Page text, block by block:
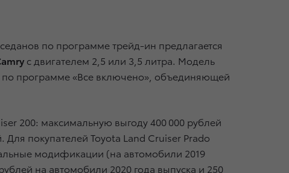
по программе трейд-ин предлагается
с двигателем 2,5 или 3,5 литра. Модель
по программе «Все включено», объединяющей
200: максимальную выгоду 400 000 рублей
покупателей Toyota Land Cruiser Prado
модификации (на автомобили 2019
на автомобили 2020 года выпуска и 250